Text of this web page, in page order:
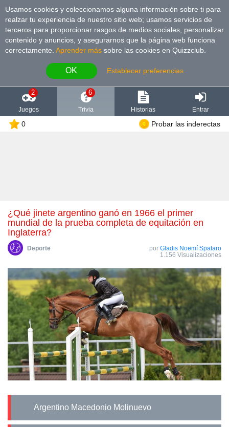
Usamos cookies y coleccionamos alguna información sobre ti para
realzar tu experiencia de nuestro sitio web; usamos servicios de
terceros para proporcionar rasgos de medios sociales, personalizar
contenido y anuncios, y asegurarnos que la página web funciona
correctamente. Aprender más sobre las cookies en Quizzclub.
OK Establecer preferencias
2
Juegos
6
Trivia Historias Entrar
0 Probar las inderectas
¿Qué jinete argentino ganó en 1966 el primer
mundial de la prueba completa de equitación en
Inglaterra?
Deporte por Gladis Noemí Spataro
1.156 Visualizaciones
Argentino Macedonio Molinuevo